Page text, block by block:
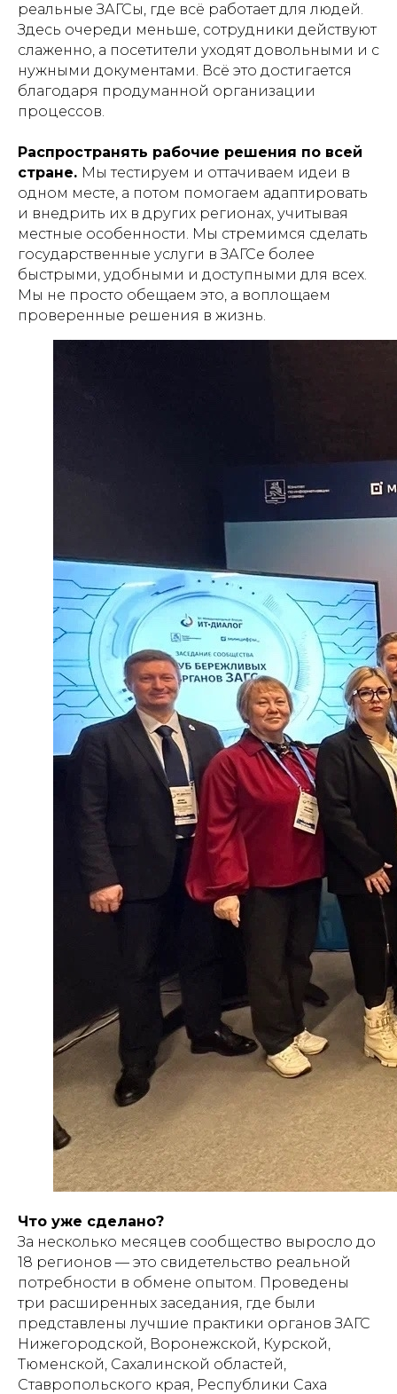
реальные ЗАГСы, где всё работает для людей.
Здесь очереди меньше, сотрудники действуют
слаженно, а посетители уходят довольными и с
нужными документами. Всё это достигается
благодаря продуманной организации
процессов.
Распространять рабочие решения по всей
стране. Мы тестируем и оттачиваем идеи в
одном месте, а потом помогаем адаптировать
и внедрить их в других регионах, учитывая
местные особенности. Мы стремимся сделать
государственные услуги в ЗАГСе более
быстрыми, удобными и доступными для всех.
Мы не просто обещаем это, а воплощаем
проверенные решения в жизнь.
Что уже сделано?
За несколько месяцев сообщество выросло до
18 регионов — это свидетельство реальной
потребности в обмене опытом. Проведены
три расширенных заседания, где были
представлены лучшие практики органов ЗАГС
Нижегородской, Воронежской, Курской,
Тюменской, Сахалинской областей,
Ставропольского края, Республики Саха